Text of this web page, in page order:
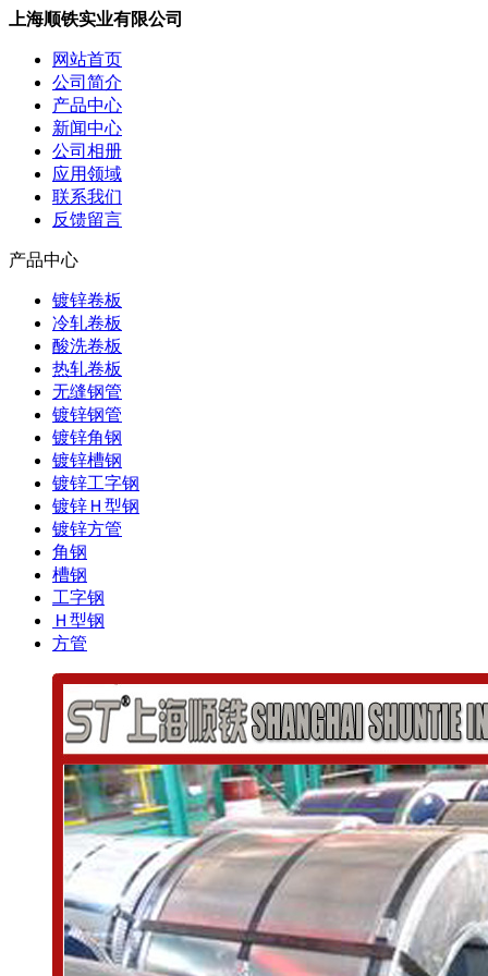
上海顺铁实业有限公司
网站首页
公司简介
产品中心
新闻中心
公司相册
应用领域
联系我们
反馈留言
产品中心
镀锌卷板
冷轧卷板
酸洗卷板
热轧卷板
无缝钢管
镀锌钢管
镀锌角钢
镀锌槽钢
镀锌工字钢
镀锌Ｈ型钢
镀锌方管
角钢
槽钢
工字钢
Ｈ型钢
方管